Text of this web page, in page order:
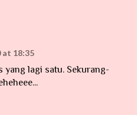
at 18:35
yang lagi satu. Sekurang-